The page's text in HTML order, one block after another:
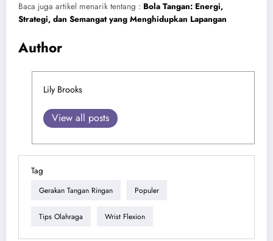
Baca juga artikel menarik tentang : Bola Tangan: Energi,
Strategi, dan Semangat yang Menghidupkan Lapangan
Author
Lily Brooks
View all posts
Tag
Gerakan Tangan Ringan Populer
Tips Olahraga Wrist Flexion